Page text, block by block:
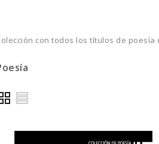
con todos los títulos de poesía